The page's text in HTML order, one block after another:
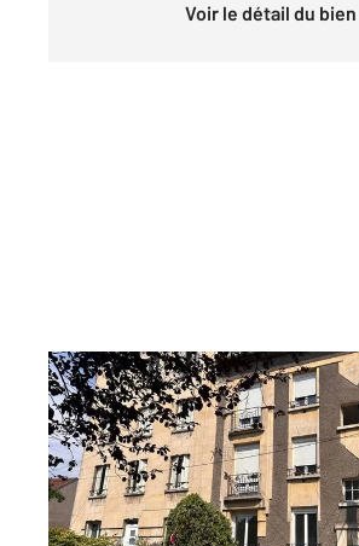
Voir le détail du bien
ST MAX 54
54 m2, 3 pièces
Ref : 40802
Appartement à vendre
137 500 €